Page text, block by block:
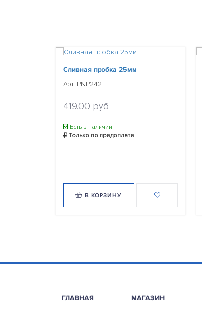
Сливная пробка 25мм
Арт. PNP242
419.00 руб
Есть в наличии
Только по предоплате
В КОРЗИНУ
ГЛАВНАЯ МАГАЗИН